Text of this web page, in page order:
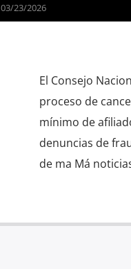
03/23/2026
El Consejo
proceso de
mínimo de
denuncias de
de ma Má